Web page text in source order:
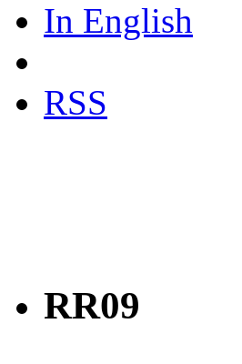
In English
RSS
RR09